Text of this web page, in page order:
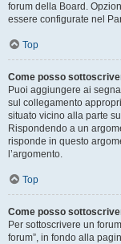
forum della Board.
essere configurate nel
Top
Come posso
Puoi aggiungere ai
sul collegamento
situato vicino alla parte
Rispondendo a un
risponde in questo
l’argomento.
Top
Come posso
Per sottoscrivere un
forum”, in fondo alla